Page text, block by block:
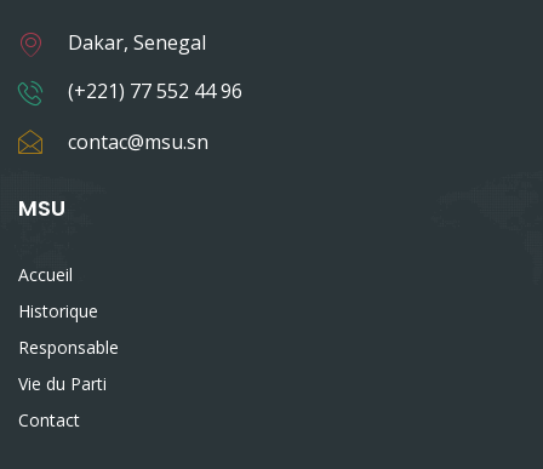
Dakar, Senegal
(+221) 77 552 44 96
contac@msu.sn
MSU
Accueil
Historique
Responsable
Vie du Parti
Contact